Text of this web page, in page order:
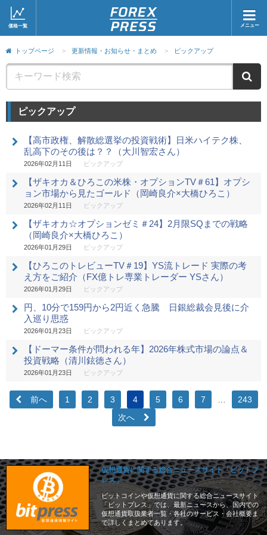
価格一覧 メニュー
ホーム ニュース
取引会社
トップページ > 更新情報・お知らせ・まとめ > ピックアップ
ピックアップ
【高市政権、解散総選挙の投資戦術】日米ハイテク株、
乱高下のその後は？？（大川智宏さん）
2026年02月11日 ピックアップ
【ザキオカ＆ひろこの米株・オプションTV＃61】オプシ
ョン市場から見たゴールド（岡崎良介×大橋ひろこ）
2026年02月11日 ピックアップ
【ザキオカ☆オプションゼミ＃24】2月限SQまでの戦略
（岡崎良介×大橋ひろこ）
2026年01月29日 ピックアップ
【ひろこのトレビューTV＃19】YS流トレード 実際の考
え方をご紹介（FX億トレ専業トレーダー YSさん）
2026年01月29日 ピックアップ
円、10分で159円から2円近く急騰 日銀総裁会見後に介
入巡り思惑
2026年01月23日 ピックアップ
【ドーマー条件が問われる年】2026年株式市場の論点＆
投資戦略（清川鉉徳さん）
2026年01月23日 ピックアップ
前へ 1 2 3 4 5 6 7
243
次へ
仮想通貨に関する総合ニュースサイト「ビットプ
レス」
ビットコインや仮想通貨に関する総合ニュースサイト
「ビットプレス」では、最新ニュースから、国内での
仮想通貨取扱業者一覧・各社のサービス・会社概要ま
で詳しくまとめてあります。